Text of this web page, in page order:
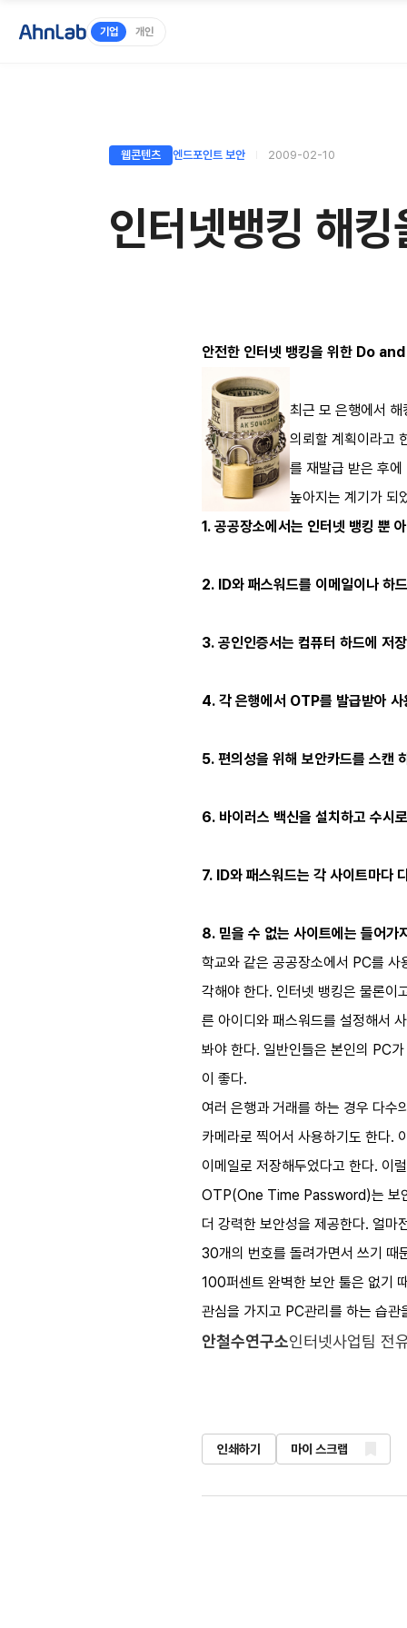
기업 개인
웹콘텐츠 엔드포인트 보안 2009-02-10
인터넷뱅킹 해
안전한 인터넷 뱅킹을 위한 Do
최근 모 은행에서
의뢰할 계획이라고
를 재발급 받은 후
높아지는 계기가 되
1. 공공장소에서는 인터넷 뱅킹 뿐
2. ID와 패스워드를 이메일이나 하
3. 공인인증서는 컴퓨터 하드에 저
4. 각 은행에서 OTP를 발급받아 사
5. 편의성을 위해 보안카드를 스캔
6. 바이러스 백신을 설치하고 수시
7. ID와 패스워드는 각 사이트마다
8. 믿을 수 없는 사이트에는 들어가
학교와 같은 공공장소에서 PC를
각해야 한다. 인터넷 뱅킹은 물론이
른 아이디와 패스워드를 설정해서
봐야 한다. 일반인들은 본인의 PC
이 좋다.
여러 은행과 거래를 하는 경우 다수
카메라로 찍어서 사용하기도 한다.
이메일로 저장해두었다고 한다. 이
OTP(One Time Password)는 보안
더 강력한 보안성을 제공한다. 얼마
30개의 번호를 돌려가면서 쓰기 때
100퍼센트 완벽한 보안 툴은 없기
관심을 가지고 PC관리를 하는 습관
안철수연구소인터넷사업팀 전
인쇄하기 마이 스크랩